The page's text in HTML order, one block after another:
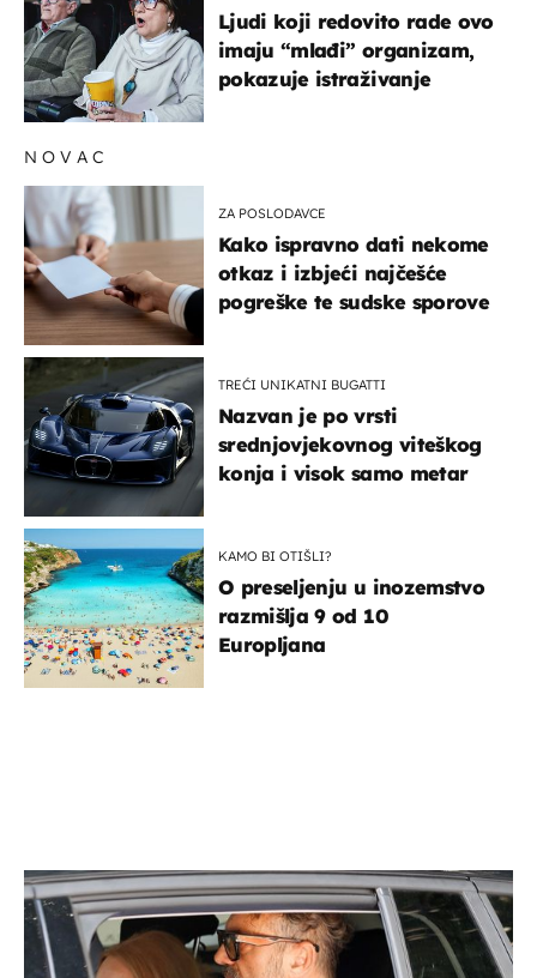
Ljudi koji redovito rade ovo
imaju “mlađi” organizam,
pokazuje istraživanje
NOVAC
ZA POSLODAVCE
Kako ispravno dati nekome
otkaz i izbjeći najčešće
pogreške te sudske sporove
TREĆI UNIKATNI BUGATTI
Nazvan je po vrsti
srednjovjekovnog viteškog
konja i visok samo metar
KAMO BI OTIŠLI?
O preseljenju u inozemstvo
razmišlja 9 od 10
Europljana